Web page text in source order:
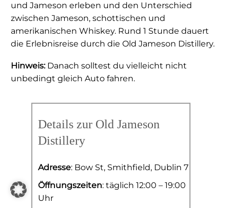
und Jameson erleben und den Unterschied
zwischen Jameson, schottischen und
amerikanischen Whiskey. Rund 1 Stunde dauert
die Erlebnisreise durch die Old Jameson Distillery.
Hinweis:Danach solltest du vielleicht nicht
unbedingt gleich Auto fahren.
Details zur Old Jameson
Distillery
Adresse: Bow St, Smithfield, Dublin 7
Öffnungszeiten: täglich 12:00 – 19:00
Uhr